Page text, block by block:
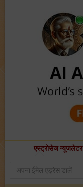
एस्ट्रोसेज न्यूजलेटर